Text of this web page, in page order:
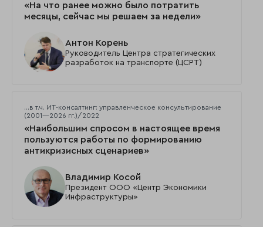
«На что ранее можно было потратить
месяцы, сейчас мы решаем за недели»
Антон Корень
Руководитель Центра стратегических
разработок на транспорте (ЦСРТ)
…в т.ч. ИТ-консалтинг: управленческое консультирование
(2001—2026 гг.)/2022
«Наибольшим спросом в настоящее время
пользуются работы по формированию
антикризисных сценариев»
Владимир Косой
Президент ООО «Центр Экономики
Инфраструктуры»